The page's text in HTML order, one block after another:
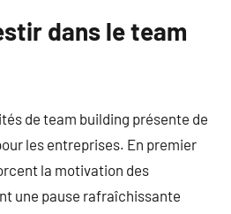
dans le team
de team building présente de
les entreprises. En premier
la motivation des
une pause rafraîchissante